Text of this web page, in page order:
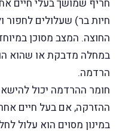
חריף שמושך בעלי חיים
חיות בר) שעלולים לחפור
החוצה. המצב מסוכן
במחלה מדבקת או שהוא
הרדמה.
חומר ההרדמה יכול
ההזרקה, אם בעל חיים
במינון מסוים הוא עלול